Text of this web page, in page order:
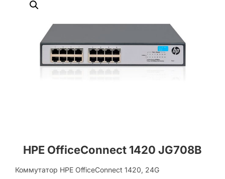
HPE OfficeConnect 1420 JG708B
Коммутатор HPE OfficeConnect 1420, 24G